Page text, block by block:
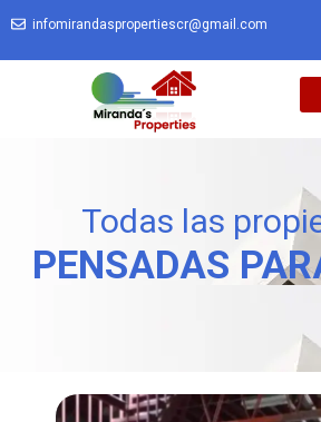
infomirandaspropertiescr@gmail.com
Todas las
PENSADAS